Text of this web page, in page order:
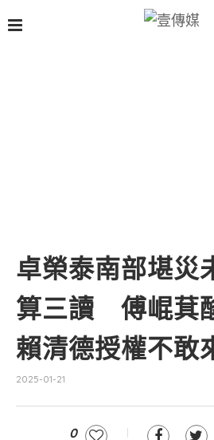
卓榮泰南部堪災
算三讀 傅崐萁
賴清德授權不敢
2025-01-21
0